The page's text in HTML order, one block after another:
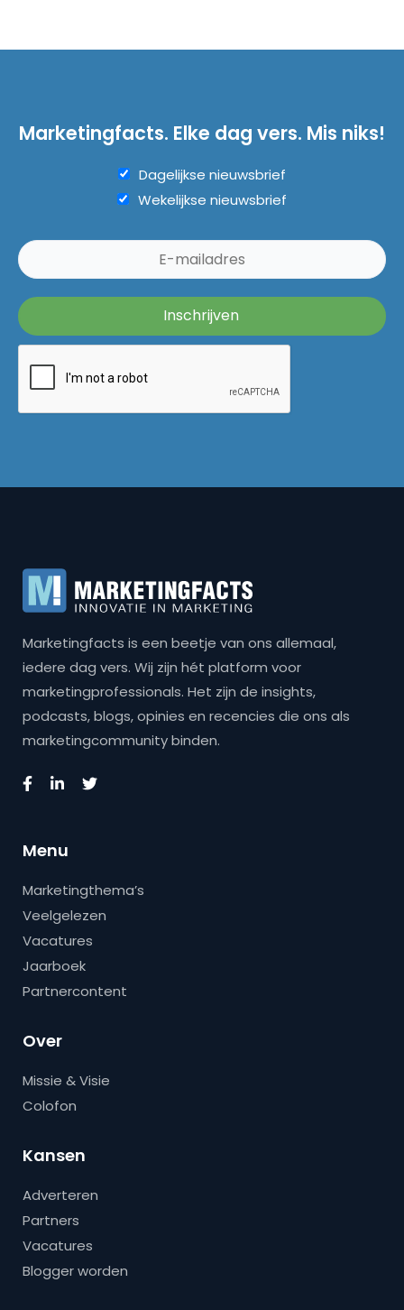
Marketingfacts. Elke dag vers. Mis niks!
Dagelijkse nieuwsbrief
Wekelijkse nieuwsbrief
Marketingfacts is een beetje van ons allemaal,
iedere dag vers. Wij zijn hét platform voor
marketingprofessionals. Het zijn de insights,
podcasts, blogs, opinies en recencies die ons als
marketingcommunity binden.
Menu
Marketingthema’s
Veelgelezen
Vacatures
Jaarboek
Partnercontent
Over
Missie & Visie
Colofon
Kansen
Adverteren
Partners
Vacatures
Blogger worden